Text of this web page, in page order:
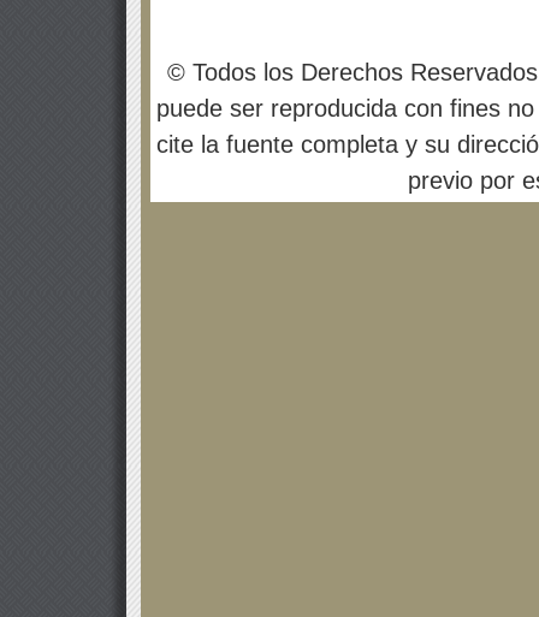
© Todos los Derechos
puede ser reproducida con fines
cite la fuente completa y su
previo por